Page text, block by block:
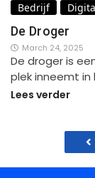
Bedrijf
De Droger
March 24, 2025
De droger is
plek inneemt in
Lees verder